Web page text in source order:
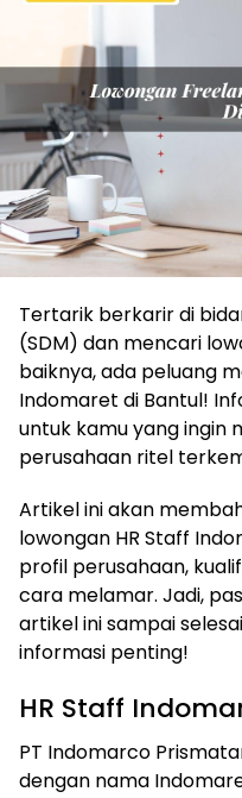
Tertarik berkarir di
(SDM) dan mencari
baiknya, ada peluang
Indomaret di Bantul!
untuk kamu yang ingin
perusahaan ritel
Artikel ini akan
lowongan HR Staff
profil perusahaan,
cara melamar. Jadi,
artikel ini sampai
informasi penting!
HR Staff
PT Indomarco
dengan nama